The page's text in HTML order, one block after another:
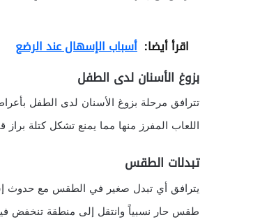
اقرأ أيضا: أسباب الإسهال عند الرضع
بزوغ الأسنان لدى الطفل
تترافق مرحلة بزوغ الأسنان لدى الطفل
اللعاب المفرز منها مما يمنع تشكل كتلة
تبدلات الطقس
يترافق أي تبدل صغير في الطقس مع حدوث
طقس حار نسبياً وانتقل إلى منطقة تنخفض